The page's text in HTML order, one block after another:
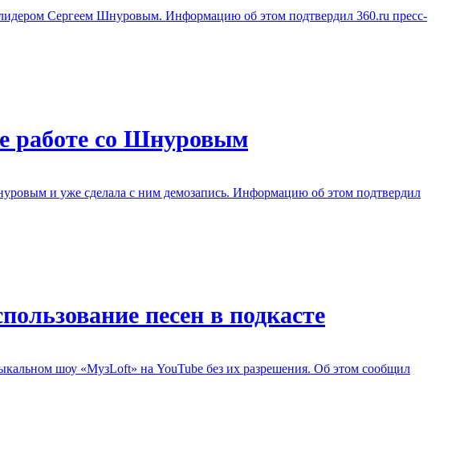
Сергеем Шнуровым. Информацию об этом подтвердил 360.ru пресс-
работе со Шнуровым
и уже сделала с ним демозапись. Информацию об этом подтвердил
песен в подкасте
шоу «МузLoft» на YouTube без их разрешения. Об этом сообщил